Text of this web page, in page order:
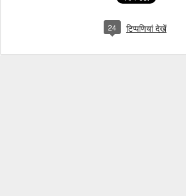
24 टिप्पणियां देखें